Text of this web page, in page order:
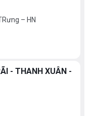
suất cao nhờ vào
động cơ BLDC.
động của con
nghe được các
Từ đó giảm sự
– HN
- THANH XUÂN -